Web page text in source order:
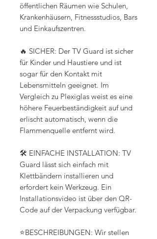
öffentlichen Räumen wie Schulen,
Krankenhäusern, Fitnessstudios, Bars
und Einkaufszentren.
🔥 SICHER: Der TV Guard ist sicher
für Kinder und Haustiere und ist
sogar für den Kontakt mit
Lebensmitteln geeignet. Im
Vergleich zu Plexiglas weist es eine
höhere Feuerbeständigkeit auf und
erlischt automatisch, wenn die
Flammenquelle entfernt wird.
🛠️ EINFACHE INSTALLATION: TV
Guard lässt sich einfach mit
Klettbändern installieren und
erfordert kein Werkzeug. Ein
Installationsvideo ist über den QR-
Code auf der Verpackung verfügbar.
⭐BESCHREIBUNGEN: Wir stellen